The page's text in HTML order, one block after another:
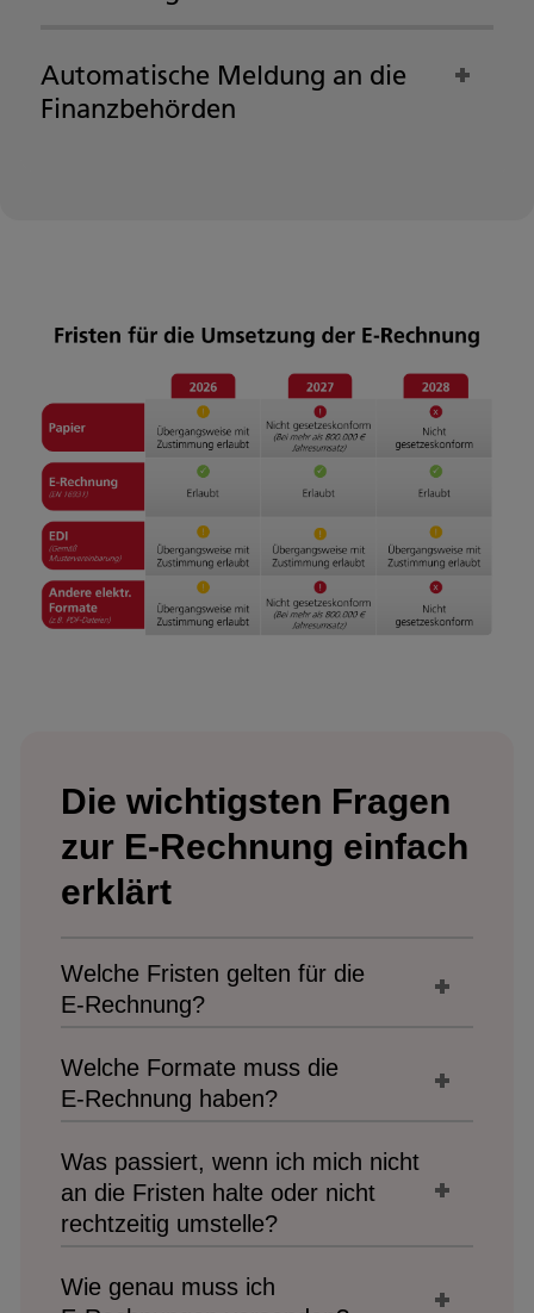
Automatische Meldung an die
Finanzbehörden
Die wichtigsten Fragen
zur E-Rechnung einfach
erklärt
Welche Fristen gelten für die
E‑Rechnung?
Welche Formate muss die
E‑Rechnung haben?
Was passiert, wenn ich mich nicht
an die Fristen halte oder nicht
rechtzeitig umstelle?
Wie genau muss ich